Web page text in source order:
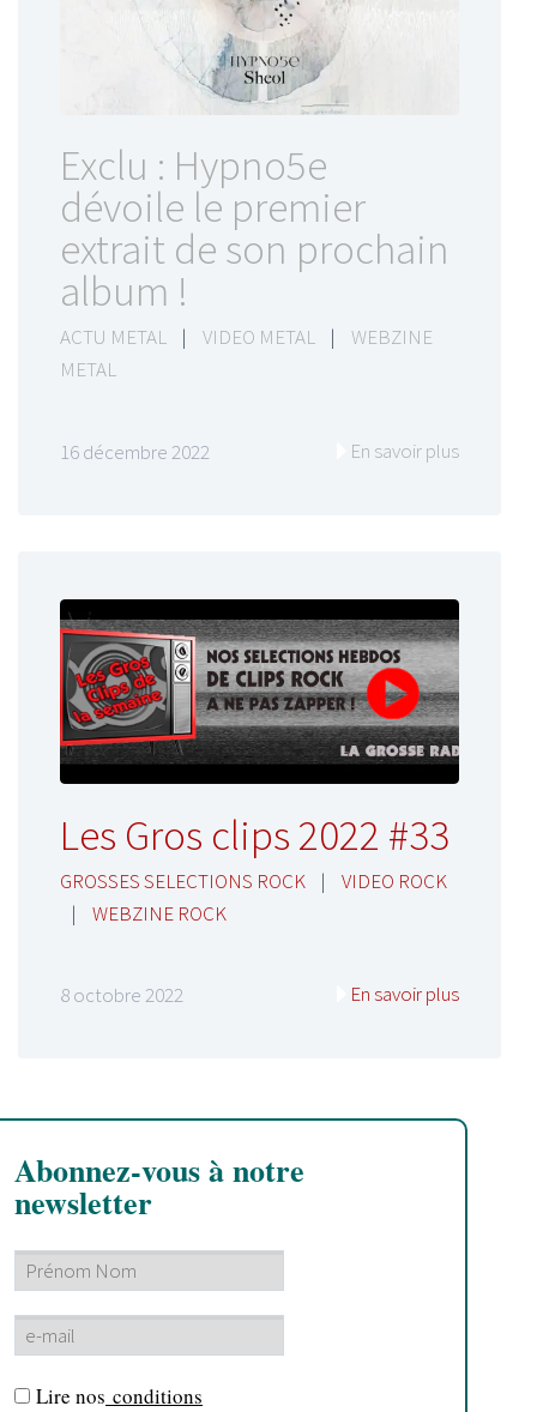
Exclu : Hypno5e
dévoile le premier
extrait de son prochain
album !
ACTU METAL | VIDEO METAL |
WEBZINE
METAL
16 décembre 2022 En savoir plus
Les Gros clips 2022 #33
GROSSES SELECTIONS ROCK |
VIDEO ROCK
|
WEBZINE ROCK
8 octobre 2022 En savoir plus
Abonnez-vous à notre
newsletter
Lire nos conditions